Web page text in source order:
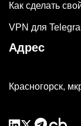
Как сделать
VPN для
Адрес
Красногорск,